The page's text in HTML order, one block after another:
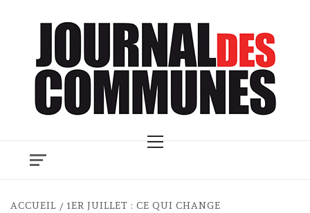
Menu
ACCUEIL 1ER JUILLET : CE QUI CHANGE